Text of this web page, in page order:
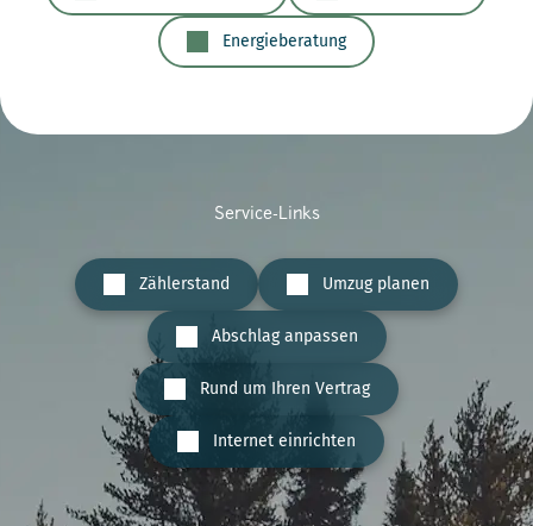
Energieberatung
Service-Links
Zählerstand Umzug planen
Abschlag anpassen
Rund um Ihren Vertrag
Internet einrichten